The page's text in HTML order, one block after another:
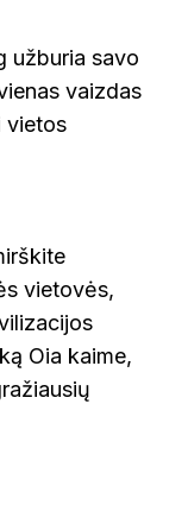
užburia savo
vaizdas
vietos
vietovės,
Oia kaime,